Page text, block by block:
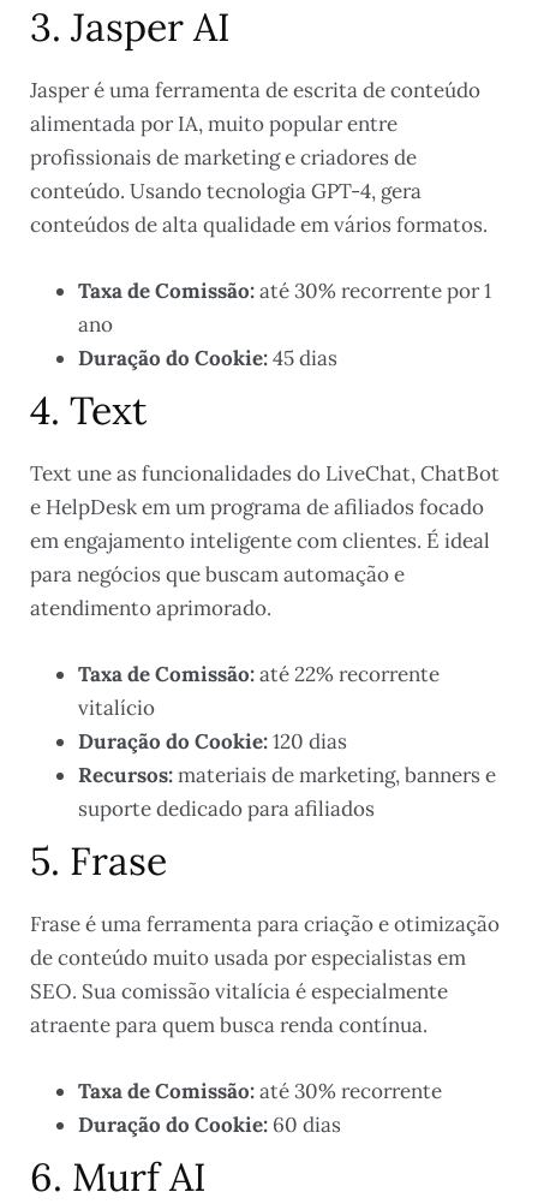
3. Jasper AI
Jasper é uma ferramenta de escrita de conteúdo
alimentada por IA, muito popular entre
profissionais de marketing e criadores de
conteúdo. Usando tecnologia GPT-4, gera
conteúdos de alta qualidade em vários formatos.
Taxa de Comissão:até 30% recorrente por 1
ano
Duração do Cookie:45 dias
4. Text
Text une as funcionalidades do LiveChat, ChatBot
e HelpDesk em um programa de afiliados focado
em engajamento inteligente com clientes. É ideal
para negócios que buscam automação e
atendimento aprimorado.
Taxa de Comissão:até 22% recorrente
vitalício
Duração do Cookie:120 dias
Recursos:materiais de marketing, banners e
suporte dedicado para afiliados
5. Frase
Frase é uma ferramenta para criação e otimização
de conteúdo muito usada por especialistas em
SEO. Sua comissão vitalícia é especialmente
atraente para quem busca renda contínua.
Taxa de Comissão:até 30% recorrente
Duração do Cookie: 60 dias
6. Murf AI